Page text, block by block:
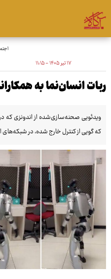
۱۷ تیر ۱۴۰۵ - ۱۱:۱۵
ربات انسان‌نما به
ویدئویی صحنه‌سازی‌شده از اندونزی که
که گویی از کنترل خارج شده، در